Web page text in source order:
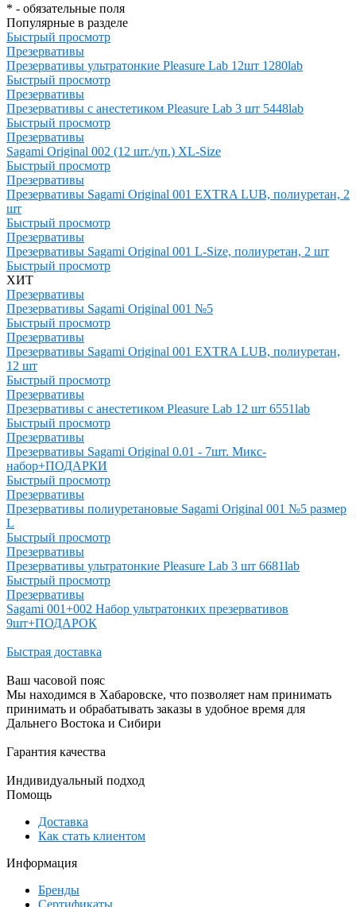
* - обязательные поля
Популярные в разделе
Быстрый просмотр
Презервативы
Презервативы ультратонкие Pleasure Lab 12шт 1280lab
Быстрый просмотр
Презервативы
Презервативы с анестетиком Pleasure Lab 3 шт 5448lab
Быстрый просмотр
Презервативы
Sagami Original 002 (12 шт./уп.) XL-Size
Быстрый просмотр
Презервативы
Презервативы Sagami Original 001 EXTRA LUB, полиуретан, 2
шт
Быстрый просмотр
Презервативы
Презервативы Sagami Original 001 L-Size, полиуретан, 2 шт
Быстрый просмотр
ХИТ
Презервативы
Презервативы Sagami Original 001 №5
Быстрый просмотр
Презервативы
Презервативы Sagami Original 001 EXTRA LUB, полиуретан,
12 шт
Быстрый просмотр
Презервативы
Презервативы с анестетиком Pleasure Lab 12 шт 6551lab
Быстрый просмотр
Презервативы
Презервативы Sagami Original 0.01 - 7шт. Микс-
набор+ПОДАРКИ
Быстрый просмотр
Презервативы
Презервативы полиуретановые Sagami Original 001 №5 размер
L
Быстрый просмотр
Презервативы
Презервативы ультратонкие Pleasure Lab 3 шт 6681lab
Быстрый просмотр
Презервативы
Sagami 001+002 Набор ультратонких презервативов
9шт+ПОДАРОК
Быстрая доставка
Ваш часовой пояс
Мы находимся в Хабаровске, что позволяет нам принимать
принимать и обрабатывать заказы в удобное время для
Дальнего Востока и Сибири
Гарантия качества
Индивидуальный подход
Помощь
Доставка
Как стать клиентом
Информация
Бренды
Сертификаты